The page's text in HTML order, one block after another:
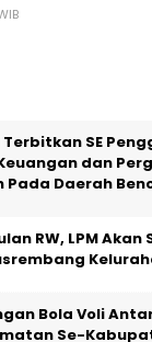
SE
dan
Pada Daerah
RW, LPM
Bola Voli Antar
Se-